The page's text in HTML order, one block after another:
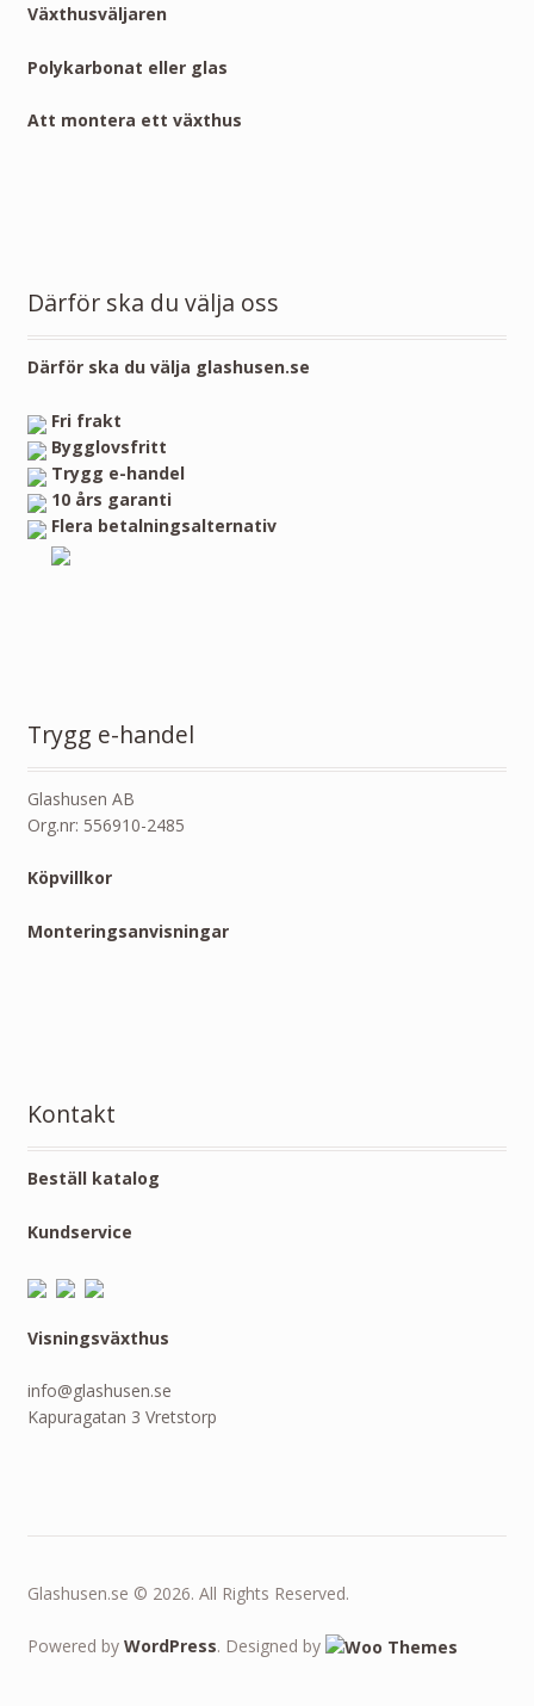
Växthusväljaren
Polykarbonat eller glas
Att montera ett växthus
Därför ska du välja oss
Därför ska du välja glashusen.se
Fri frakt
Bygglovsfritt
Trygg e-handel
10 års garanti
Flera betalningsalternativ
Trygg e-handel
Glashusen AB
Org.nr: 556910-2485
Köpvillkor
Monteringsanvisningar
Kontakt
Beställ katalog
Kundservice
Visningsväxthus
info@glashusen.se
Kapuragatan 3 Vretstorp
Glashusen.se © 2026. All Rights Reserved.
Powered by WordPress. Designed by